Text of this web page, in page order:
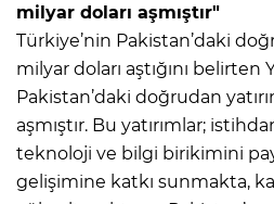
milyar doları aşmıştır"
Türkiye’nin Pakistan’daki
milyar doları aştığını belirten
Pakistan’daki doğrudan
aşmıştır. Bu yatırımlar;
teknoloji ve bilgi birikimini
gelişimine katkı sunmakta,